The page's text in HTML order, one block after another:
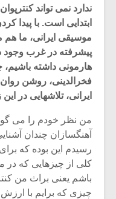
ندارد نمی تواند
ابتدایی است. با پیدا
موسیقی ایرانی، ما
پیشرفته در غرب وجود
هارمونی داشته باشیم،
فخرالدینی، روشن
ایرانی، تلاشهایی در
من نظر خودم را می
آهنگسازان چندان
رسیدم این بوده که
کلی از چیزهایی که
باشم یعنی براث من
چیزی که برایم با
میکلوش
متن
شیش و